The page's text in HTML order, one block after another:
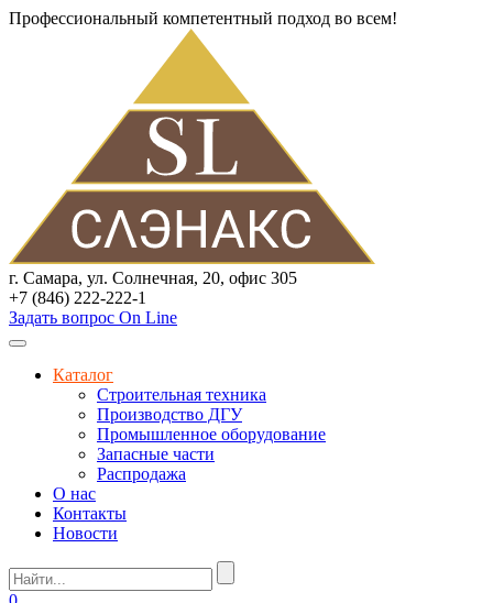
Профессиональный компетентный подход во всем!
г. Самара, ул. Солнечная, 20, офис 305
+7 (846) 222-222-1
Задать вопрос On Line
Каталог
Строительная техника
Производство ДГУ
Промышленное оборудование
Запасные части
Распродажа
О нас
Контакты
Новости